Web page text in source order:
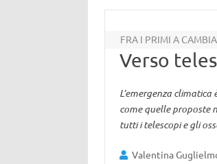
FRA I PRIMI A
Verso
L’emergenza
come quelle proposte
tutti i telescopi e gli
Valentina